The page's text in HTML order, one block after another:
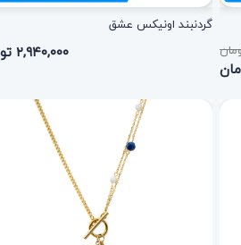
گردنبند اونیکس عشق
۲,۹۴۰,۰۰۰ تومان